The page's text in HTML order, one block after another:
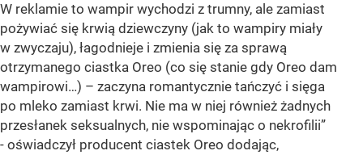
W reklamie to wampir wychodzi z trumny, ale zamiast
pożywiać się krwią dziewczyny (jak to wampiry miały
w zwyczaju), łagodnieje i zmienia się za sprawą
otrzymanego ciastka Oreo (co się stanie gdy Oreo dam
wampirowi…) – zaczyna romantycznie tańczyć i sięga
po mleko zamiast krwi. Nie ma w niej również żadnych
przesłanek seksualnych, nie wspominając o nekrofilii”
- oświadczył producent ciastek Oreo dodając,